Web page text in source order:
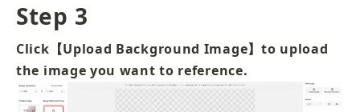
Step 3
Click【Upload Background Image】to upload
the image you want to reference.